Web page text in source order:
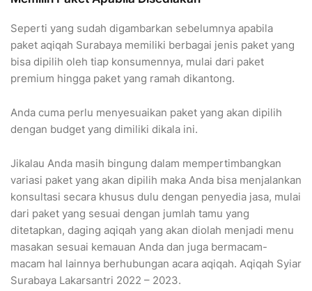
Seperti yang sudah digambarkan sebelumnya apabila
paket aqiqah Surabaya memiliki berbagai jenis paket yang
bisa dipilih oleh tiap konsumennya, mulai dari paket
premium hingga paket yang ramah dikantong.
Anda cuma perlu menyesuaikan paket yang akan dipilih
dengan budget yang dimiliki dikala ini.
Jikalau Anda masih bingung dalam mempertimbangkan
variasi paket yang akan dipilih maka Anda bisa menjalankan
konsultasi secara khusus dulu dengan penyedia jasa, mulai
dari paket yang sesuai dengan jumlah tamu yang
ditetapkan, daging aqiqah yang akan diolah menjadi menu
masakan sesuai kemauan Anda dan juga bermacam-
macam hal lainnya berhubungan acara aqiqah. Aqiqah Syiar
Surabaya Lakarsantri 2022 – 2023.